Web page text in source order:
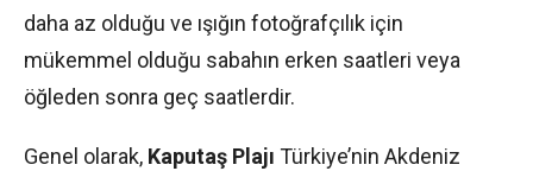
daha az olduğu ve ışığın fotoğrafçılık için
mükemmel olduğu sabahın erken saatleri veya
öğleden sonra geç saatlerdir.
Genel olarak, Kaputaş Plajı Türkiye’nin Akdeniz